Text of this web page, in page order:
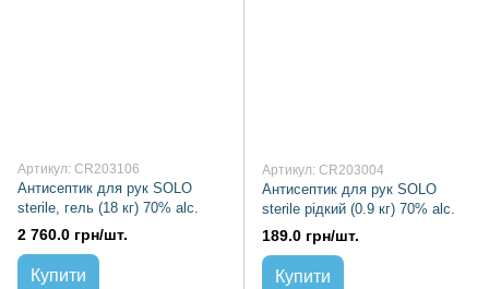
Артикул: CR203106
Антисептик для рук SOLO
sterile, гель (18 кг) 70% alc.
2 760.0 грн/шт.
Купити
Артикул: CR203004
Антисептик для рук SOLO
sterile рідкий (0.9 кг) 70% alc.
189.0 грн/шт.
Купити